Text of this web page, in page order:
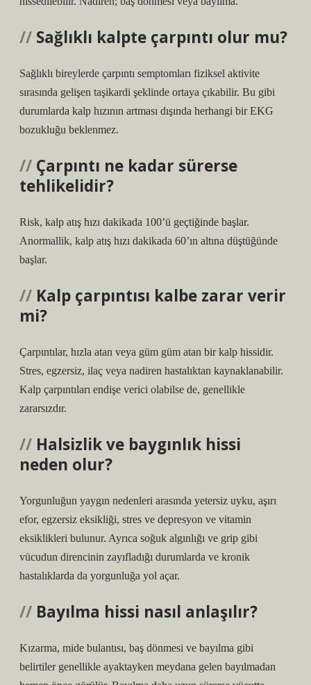
Sağlıklı kalpte çarpıntı olur mu?
Sağlıklı bireylerde çarpıntı semptomları fiziksel aktivite
sırasında gelişen taşikardi şeklinde ortaya çıkabilir. Bu gibi
durumlarda kalp hızının artması dışında herhangi bir EKG
bozukluğu beklenmez.
Çarpıntı ne kadar sürerse
tehlikelidir?
Risk, kalp atış hızı dakikada 100’ü geçtiğinde başlar.
Anormallik, kalp atış hızı dakikada 60’ın altına düştüğünde
başlar.
Kalp çarpıntısı kalbe zarar verir
mi?
Çarpıntılar, hızla atan veya güm güm atan bir kalp hissidir.
Stres, egzersiz, ilaç veya nadiren hastalıktan kaynaklanabilir.
Kalp çarpıntıları endişe verici olabilse de, genellikle
zararsızdır.
Halsizlik ve baygınlık hissi
neden olur?
Yorgunluğun yaygın nedenleri arasında yetersiz uyku, aşırı
efor, egzersiz eksikliği, stres ve depresyon ve vitamin
eksiklikleri bulunur. Ayrıca soğuk algınlığı ve grip gibi
vücudun direncinin zayıfladığı durumlarda ve kronik
hastalıklarda da yorgunluğa yol açar.
Bayılma hissi nasıl anlaşılır?
Kızarma, mide bulantısı, baş dönmesi ve bayılma gibi
belirtiler genellikle ayaktayken meydana gelen bayılmadan